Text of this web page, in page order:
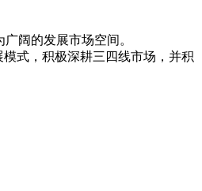
阔的发展市场空间。
式，积极深耕三四线市场，并积